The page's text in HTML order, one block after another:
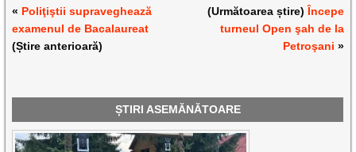
« Poliţiştii supraveghează
examenul de Bacalaureat
(Știre anterioară)
(Următoarea știre) Începe
turneul Open şah de la
Petroşani »
ȘTIRI ASEMĂNĂTOARE